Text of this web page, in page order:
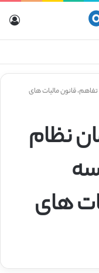
قانون مالیات های
نظام
های